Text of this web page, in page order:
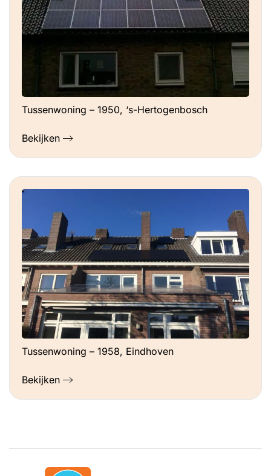
Tussenwoning – 1950, ‘s-Hertogenbosch
Bekijken
Tussenwoning – 1958, Eindhoven
Bekijken